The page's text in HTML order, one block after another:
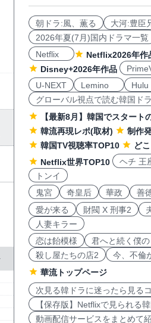
朝ドラ:風、薫る 大河:豊臣
2026年夏(7月)国内ドラマ一覧
Netflix
Netflix2026年作
Disney+2026年作品
U-NEXT
Lemino
グローバル視点で読む韓国ドラ
【最新8月】韓国でスタート
韓流再現レポ(取材)
制作
韓国TV視聴率TOP10
ど
Netflix世界TOP10
ヘチ 王
トンイ
鬼宮
奇皇后 華政 善
愛が来る
財閥 X 刑事2
人妻キラー
恋は飴模様
君へと続く僕
殺し屋たちの店2
今、不倫
華流トップページ
次見る韓ドラに迷ったら見る
【保存版】Netflixで見られる
動画配信サービスをまとめて